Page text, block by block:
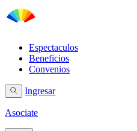
Espectaculos
Beneficios
Convenios
Ingresar
Asociate